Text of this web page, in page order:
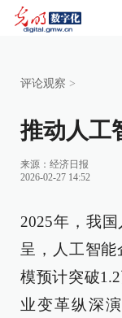
评论观察 >
推动人工
来源： 经济日报
2026-02-27 14:52
2025年，我
呈，人工智能
模预计突破
业变革纵深